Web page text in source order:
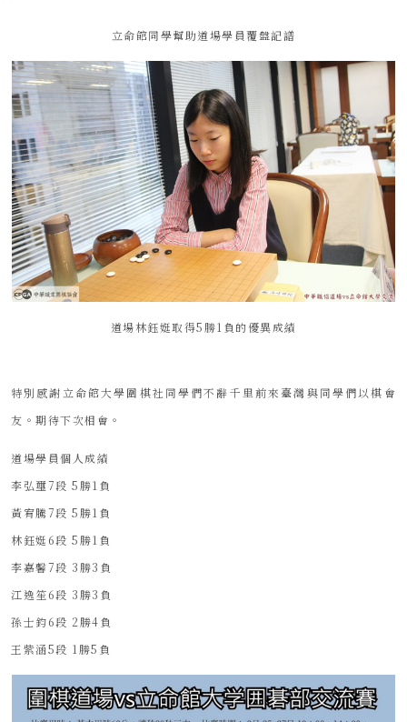
立命館同學幫助道場學員覆盤記譜
道場林鈺娗取得5勝1負的優異成績
特別感謝立命館大學圍棋社同學們不辭千里前來臺灣與同學們以棋會
友。期待下次相會。
道場學員個人成績
李弘璽7段 5勝1負
黃宥騰7段 5勝1負
林鈺娗6段 5勝1負
李嘉馨7段 3勝3負
江逸笙6段 3勝3負
孫士鈞6段 2勝4負
王紫涵5段 1勝5負